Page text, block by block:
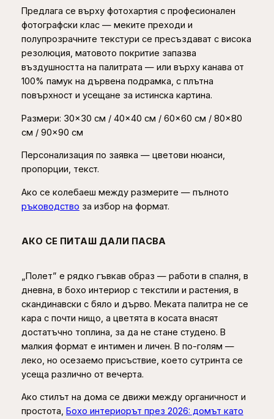
Предлага се върху фотохартия с професионален
фотографски клас — меките преходи и
полупрозрачните текстури се пресъздават с висока
резолюция, матовото покритие запазва
въздушността на палитрата — или върху канава от
100% памук на дървена подрамка, с плътна
повърхност и усещане за истинска картина.
Размери: 30×30 см / 40×40 см / 60×60 см / 80×80
см / 90×90 см
Персонализация по заявка — цветови нюанси,
пропорции, текст.
Ако се колебаеш между размерите — пълното
ръководство за избор на формат.
АКО СЕ ПИТАШ ДАЛИ ПАСВА
„Полет” е рядко гъвкав образ — работи в спалня, в
дневна, в бохо интериор с текстили и растения, в
скандинавски с бяло и дърво. Меката палитра не се
кара с почти нищо, а цветята в косата внасят
достатъчно топлина, за да не стане студено. В
малкия формат е интимен и личен. В по-голям —
леко, но осезаемо присъствие, което сутринта се
усеща различно от вечерта.
Ако стилът на дома се движи между органичност и
простота, Бохо интериорът през 2026: домът като